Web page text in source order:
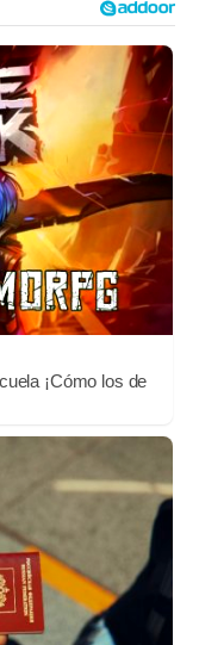
¡Cómo los de